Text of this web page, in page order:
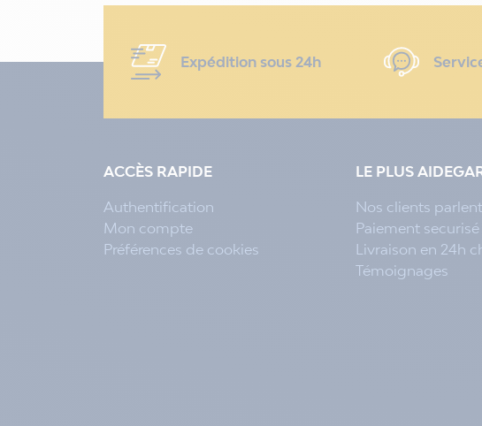
Expédition sous 24h
ACCÈS RAPIDE
Authentification
Mon compte
Préférences de cookies
LE PLUS
Nos clients
Paiement securisé
Livraison en 24h
Témoignages